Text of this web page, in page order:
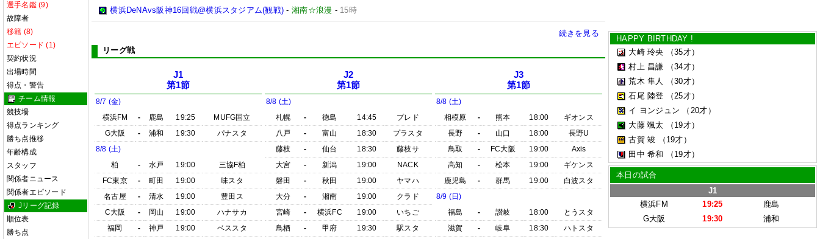
選手名鑑 (9)
故障者
移籍 (8)
エピソード (1)
契約状況
出場時間
得点・警告
チーム情報
競技場
得点ランキング
勝ち点推移
年齢構成
スタッフ
関係者ニュース
関係者エピソード
Jリーグ記録
順位表
勝ち点
横浜DeNAvs阪神16回戦@横浜スタジアム(観戦) -湘南☆浪漫 - 15時
続きを見る
リーグ戦
J1
第1節
8/7 (金)
横浜FM
- 鹿島 19:25
MUFG国立
G大阪
- 浦和 19:30
パナスタ
8/8 (土)
柏
- 水戸 19:00
三協F柏
FC東京
- 町田 19:00
味スタ
名古屋
- 清水 19:00
豊田ス
C大阪
- 岡山 19:00
ハナサカ
福岡
- 神戸 19:00
ベススタ
J2
第1節
8/8 (土)
札幌
- 徳島 14:45
プレド
八戸
- 富山 18:30
プラスタ
藤枝
- 仙台 18:30
藤枝サ
大宮
- 新潟 19:00
NACK
磐田
- 秋田 19:00
ヤマハ
大分
- 湘南 19:00
クラド
宮崎
- 横浜FC 19:00
いちご
鳥栖
- 甲府 19:30
駅スタ
J3
第1節
8/8 (土)
相模原
- 熊本 18:00
ギオンス
長野
- 山口 18:00
長野U
鳥取
- FC大阪 19:00
Axis
高知
- 松本 19:00
ギケンス
鹿児島
- 群馬 19:00
白波スタ
8/9 (日)
福島
- 讃岐 18:00
とうスタ
滋賀
- 岐阜 18:30
ハトスタ
HAPPY BIRTHDAY !
大崎 玲央
（35才）
村上 昌謙
（34才）
荒木 隼人
（30才）
石尾 陸登
（25才）
イ ヨンジュン
（20才）
大藤 颯太
（19才）
古賀 竣
（19才）
田中 希和
（19才）
本日の試合
J1
横浜FM
19:25
鹿島
G大阪
19:30 浦和